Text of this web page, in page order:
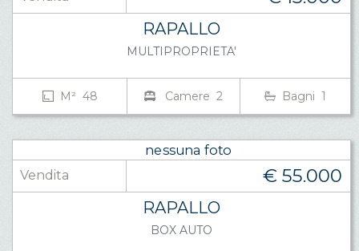
RAPALLO
MULTIPROPRIETA'
M² 48 Camere 2 Bagni 1
Vendita € 55.000
RAPALLO
BOX AUTO